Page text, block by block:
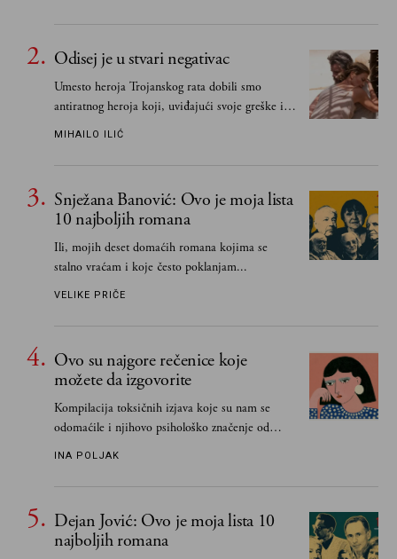
Odisej je u stvari negativac
Umesto heroja Trojanskog rata dobili smo
antiratnog heroja koji, uviđajući svoje greške i
učeći na njima, shvata da postoje stvari koje su
MIHAILO ILIĆ
Snježana Banović: Ovo je moja lista
10 najboljih romana
Ili, mojih deset domaćih romana kojima se
stalno vraćam i koje često poklanjam...
VELIKE PRIČE
Ovo su najgore rečenice koje
možete da izgovorite
Kompilacija toksičnih izjava koje su nam se
odomaćile i njihovo psihološko značenje od
INA POLJAK
Dejan Jović: Ovo je moja lista 10
najboljih romana